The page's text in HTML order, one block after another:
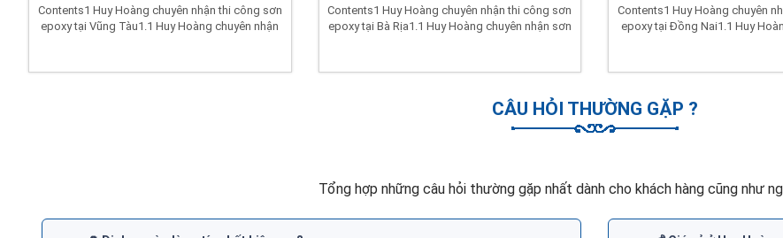
Contents1 Huy Hoàng chuyên nhận thi công sơn
epoxy tại Vũng Tàu1.1 Huy Hoàng chuyên nhận
Contents1 Huy Hoàng chuyên nhận thi công sơn
epoxy tại Bà Rịa1.1 Huy Hoàng chuyên nhận sơn
Contents1 Huy Hoàng chuyên
epoxy tại Đồng Nai1.1 Huy
CÂU HỎI THƯỜNG GẶP ?
Tổng hợp những câu hỏi thường gặp nhất dành cho khách hàng cũng như